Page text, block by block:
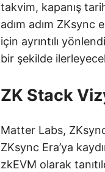
takvim, kapanış
adım adım ZKsync
için ayrıntılı
bir şekilde
ZK Stack
Matter Labs,
ZKsync Era’ya
zkEVM olarak